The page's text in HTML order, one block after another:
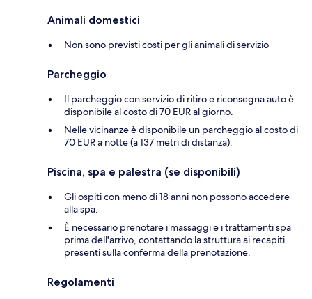
Animali domestici
Non sono previsti costi per gli animali di servizio
Parcheggio
Il parcheggio con servizio di ritiro e riconsegna auto è
disponibile al costo di 70 EUR al giorno.
Nelle vicinanze è disponibile un parcheggio al costo di
70 EUR a notte (a 137 metri di distanza).
Piscina, spa e palestra (se disponibili)
Gli ospiti con meno di 18 anni non possono accedere
alla spa.
È necessario prenotare i massaggi e i trattamenti spa
prima dell'arrivo, contattando la struttura ai recapiti
presenti sulla conferma della prenotazione.
Regolamenti